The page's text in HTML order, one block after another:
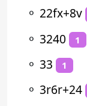
⚬ 22fx+8v
⚬ 3240 1
⚬ 33 1
⚬ 3r6r+24